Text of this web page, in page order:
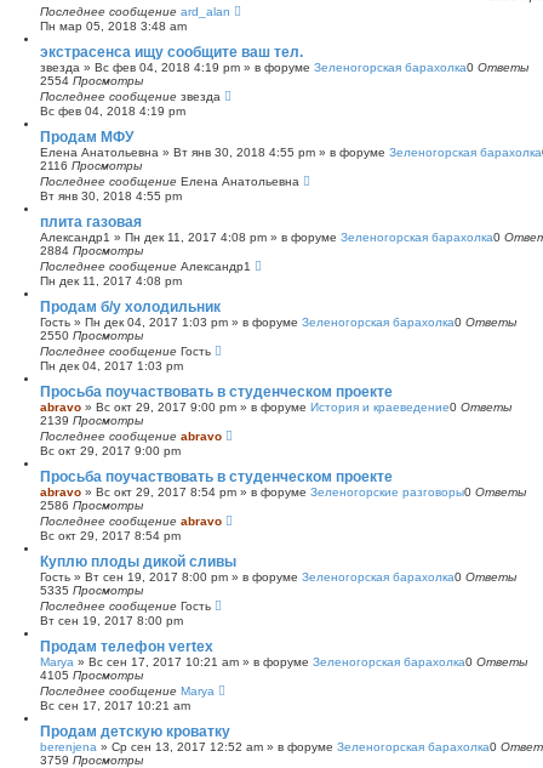
Последнее сообщение ard_alan
Пн мар 05, 2018 3:48 am
экстрасенса ищу сообщите ваш тел.
звезда » Вс фев 04, 2018 4:19 pm » в форуме Зеленогорская барахолка0 Ответы
2554 Просмотры
Последнее сообщение звезда
Вс фев 04, 2018 4:19 pm
Продам МФУ
Елена Анатольевна » Вт янв 30, 2018 4:55 pm » в форуме Зеленогорская барахолка
2116 Просмотры
Последнее сообщение Елена Анатольевна
Вт янв 30, 2018 4:55 pm
плита газовая
Александр1 » Пн дек 11, 2017 4:08 pm » в форуме Зеленогорская барахолка0
2884 Просмотры
Последнее сообщение Александр1
Пн дек 11, 2017 4:08 pm
Продам б/у холодильник
Гость » Пн дек 04, 2017 1:03 pm » в форуме Зеленогорская барахолка0 Ответы
2550 Просмотры
Последнее сообщение Гость
Пн дек 04, 2017 1:03 pm
Просьба поучаствовать в студенческом проекте
abravo » Вс окт 29, 2017 9:00 pm » в форуме История и краеведение0 Ответы
2139 Просмотры
Последнее сообщение abravo
Вс окт 29, 2017 9:00 pm
Просьба поучаствовать в студенческом проекте
abravo » Вс окт 29, 2017 8:54 pm » в форуме Зеленогорские разговоры0 Ответы
2586 Просмотры
Последнее сообщение abravo
Вс окт 29, 2017 8:54 pm
Куплю плоды дикой сливы
Гость » Вт сен 19, 2017 8:00 pm » в форуме Зеленогорская барахолка0 Ответы
5335 Просмотры
Последнее сообщение Гость
Вт сен 19, 2017 8:00 pm
Продам телефон vertex
Marya » Вс сен 17, 2017 10:21 am » в форуме Зеленогорская барахолка0 Ответы
4105 Просмотры
Последнее сообщение Marya
Вс сен 17, 2017 10:21 am
Продам детскую кроватку
berenjena » Ср сен 13, 2017 12:52 am » в форуме Зеленогорская барахолка0
3759 Просмотры